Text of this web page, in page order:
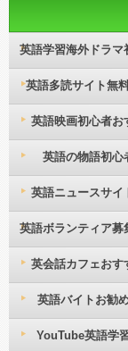
英語学習海外ドラマ
英語多読サイト無
英語映画初心者お
英語の物語初心
英語ニュースサイ
英語ボランティア募
英会話カフェおす
英語バイトお勧
YouTube英語学